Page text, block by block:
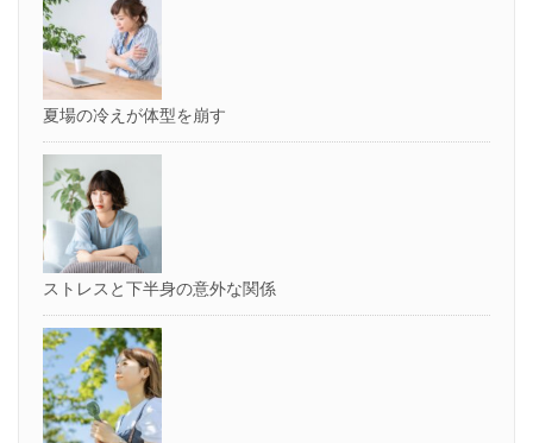
夏場の冷えが体型を崩す
ストレスと下半身の意外な関係